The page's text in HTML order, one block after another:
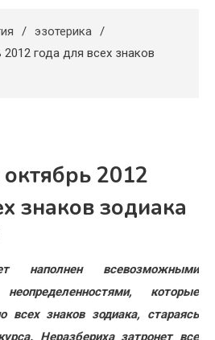
эзотерика
года для всех знаков
2012
знаков зодиака
наполнен всевозможными
которые
всех знаков зодиака, стараясь
Неразбериха затронет все